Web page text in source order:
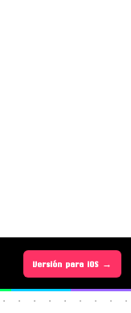
Versión para Android →
Versión para iOS →